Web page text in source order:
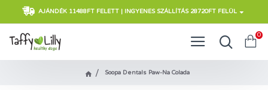
AJÁNDÉK 11488FT FELETT | INGYENES SZÁLLÍTÁS 28720FT FELÜL
0
Soopa Dentals Paw-Na Colada